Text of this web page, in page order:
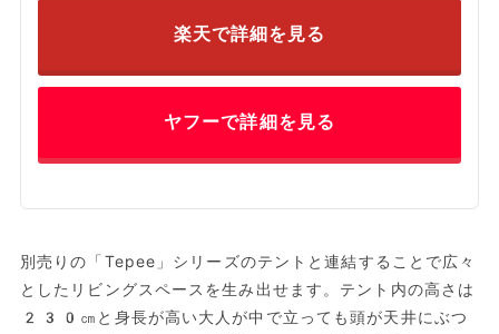
楽天で詳細を見る
ヤフーで詳細を見る
別売りの「Tepee」シリーズのテントと連結することで広々
としたリビングスペースを生み出せます。テント内の高さは
230㎝と身長が高い大人が中で立っても頭が天井にぶつ